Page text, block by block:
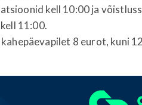
kell 10:00 ja
11:00.
8 eurot, kuni